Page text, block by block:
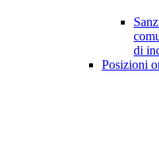
di
Posizioni